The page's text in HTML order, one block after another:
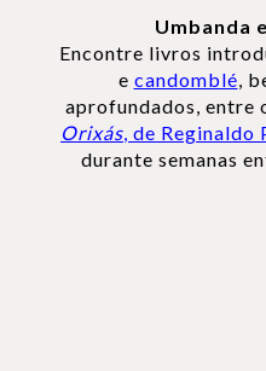
Umbanda
Encontre livros
e candomblé,
aprofundados, entre
Orixás, de Reginaldo
durante semanas